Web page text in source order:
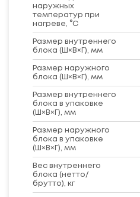
наружных
температур при
нагреве, °C
Размер внутреннего
блока (Ш×В×Г), мм
Размер наружного
блока (Ш×В×Г), мм
Размер внутреннего
блока в упаковке
(Ш×В×Г), мм
Размер наружного
блока в упаковке
(Ш×В×Г), мм
Вес внутреннего
блока (нетто/
брутто), кг